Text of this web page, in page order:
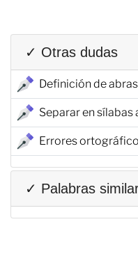
✓ Otras dudas
Definición de
Separar en sílabas
Errores
✓ Palabras